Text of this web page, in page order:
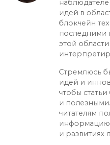
идей в
блокчейн
последними
этой
Стремлюсь
идей и
чтобы
и
читателям
информацию
и развитиях